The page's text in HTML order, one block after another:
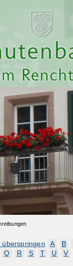
A B
Q R S T U V